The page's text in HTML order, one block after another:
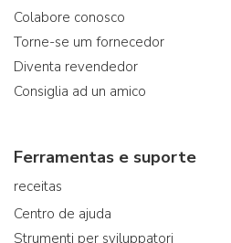
Colabore conosco
Torne-se um fornecedor
Diventa revendedor
Consiglia ad un amico
Ferramentas e suporte
receitas
Centro de ajuda
Strumenti per sviluppatori